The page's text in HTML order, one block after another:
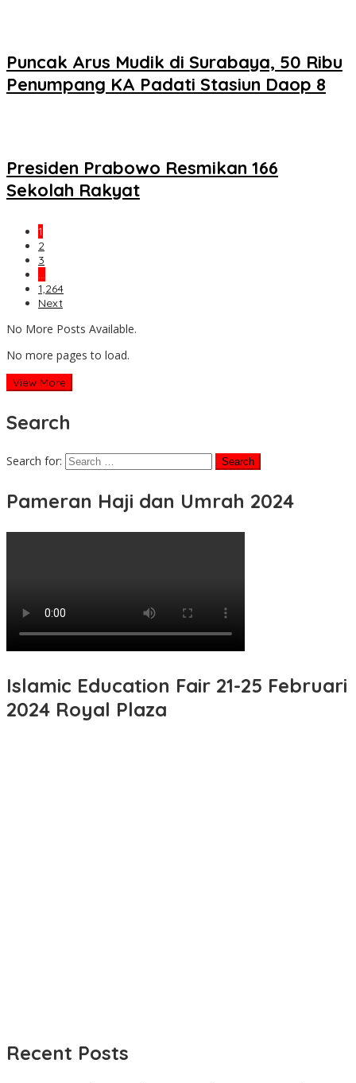
Puncak Arus Mudik di Surabaya, 50 Ribu
Penumpang KA Padati Stasiun Daop 8
Presiden Prabowo Resmikan 166
Sekolah Rakyat
1
2
3
…
1,264
Next
No More Posts Available.
No more pages to load.
View More
Search
Search for:
Pameran Haji dan Umrah 2024
Islamic Education Fair 21-25 Februari
2024 Royal Plaza
Recent Posts